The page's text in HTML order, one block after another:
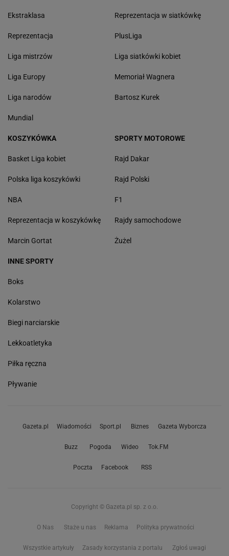
Ekstraklasa
Reprezentacja
Liga mistrzów
Liga Europy
Liga narodów
Mundial
Reprezentacja w siatkówkę
PlusLiga
Liga siatkówki kobiet
Memoriał Wagnera
Bartosz Kurek
KOSZYKÓWKA
Basket Liga kobiet
Polska liga koszykówki
NBA
Reprezentacja w koszykówkę
Marcin Gortat
SPORTY MOTOROWE
Rajd Dakar
Rajd Polski
F1
Rajdy samochodowe
Żużel
INNE SPORTY
Boks
Kolarstwo
Biegi narciarskie
Lekkoatletyka
Piłka ręczna
Pływanie
Gazeta.pl Wiadomości Sport.pl Biznes Gazeta Wyborcza
Buzz Pogoda Wideo Tok.FM
Poczta Facebook RSS
Copyright © Gazeta.pl sp. z o.o.
O Nas Staże u nas Reklama Polityka prywatności
Wszystkie artykuły Zasady korzystania z portalu Zgłoś uwagi